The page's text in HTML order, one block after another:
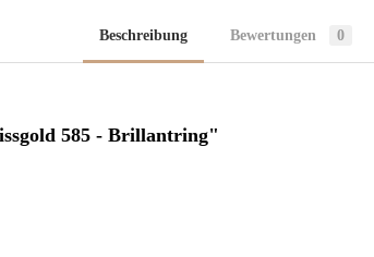
Beschreibung Bewertungen 0
585 - Brillantring"